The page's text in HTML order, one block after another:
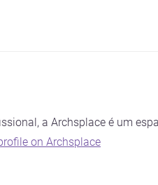
a Archsplace é um
on Archsplace